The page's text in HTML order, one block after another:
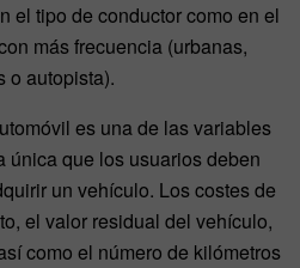
el tipo de conductor como en el
más frecuencia (urbanas,
o autopista).
es una de las variables
única que los usuarios deben
un vehículo. Los costes de
el valor residual del vehículo,
como el número de kilómetros